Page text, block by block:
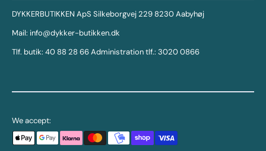
DYKKERBUTIKKEN ApS Silkeborgvej 229 8230 Aabyhøj
Mail: info@dykker-butikken.dk
Tlf. butik: 40 88 28 66 Administration tlf.: 3020 0866
We accept: